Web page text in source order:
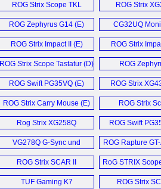
ROG Strix Scope TKL
Deluxe (E)
ROG Strix
Monitor
ROG Zephyrus G14 (E) CG32UQ
ROG Strix Impact II (E) ROG Strix
ROG Strix Scope Tastatur (D)
ROG
GX502GW
ROG Swift PG35VQ (E) ROG Strix
ROG Strix Carry Mouse (E)
ROG Strix
G531GW
Rog Strix XG258Q
Monitor (D)
ROG Swift
VG278Q G-Sync und
Freesync Gaming
Monitor (D)
ROG Rapture
Router
ROG Strix SCAR II
Notebook (E)
RoG STRIX
TUF Gaming K7
ROG Strix